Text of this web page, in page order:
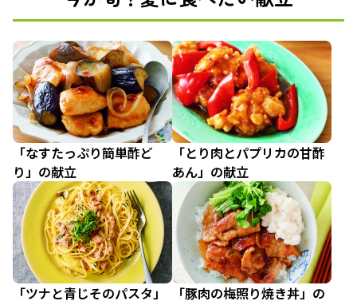
「なすたっぷり簡単酢ど
り」の献立
「とり肉とパプリカの甘酢
あん」の献立
「ツナと青じそのパスタ」
「豚肉の梅照り焼き丼」の